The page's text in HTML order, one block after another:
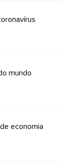
mundo
economia